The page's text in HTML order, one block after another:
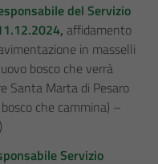
del Servizio
, affidamento
in masselli
bosco che verrà
Santa Marta di Pesaro
che cammina) –
)
Servizio